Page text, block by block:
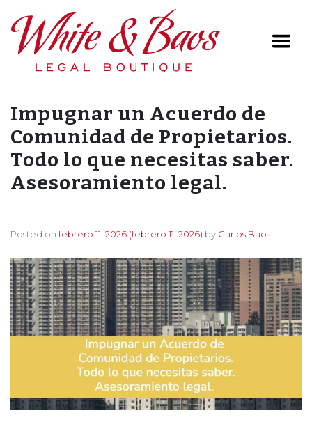
Main Navigation
Impugnar un Acuerdo de
Comunidad de Propietarios.
Todo lo que necesitas saber.
Asesoramiento legal.
Posted on febrero 11, 2026 (febrero 11, 2026) by Carlos Baos